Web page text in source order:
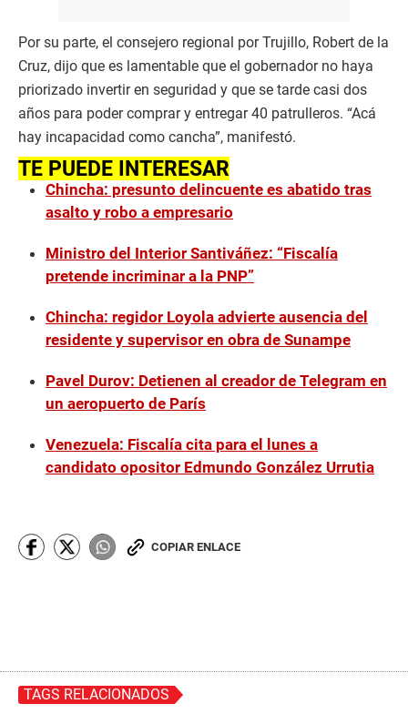
Por su parte, el consejero regional por Trujillo, Robert de la
Cruz, dijo que es lamentable que el gobernador no haya
priorizado invertir en seguridad y que se tarde casi dos
años para poder comprar y entregar 40 patrulleros. “Acá
hay incapacidad como cancha”, manifestó.
TE PUEDE INTERESAR
Chincha: presunto delincuente es abatido tras
asalto y robo a empresario
Ministro del Interior Santiváñez: “Fiscalía
pretende incriminar a la PNP”
Chincha: regidor Loyola advierte ausencia del
residente y supervisor en obra de Sunampe
Pavel Durov: Detienen al creador de Telegram en
un aeropuerto de París
Venezuela: Fiscalía cita para el lunes a
candidato opositor Edmundo González Urrutia
COPIAR ENLACE
TAGS RELACIONADOS